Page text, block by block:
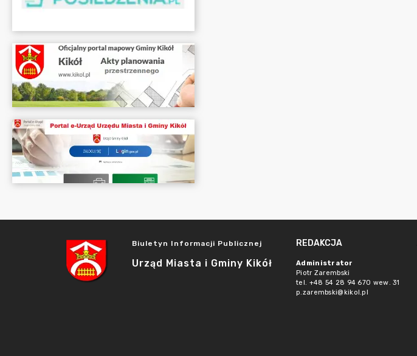
Biuletyn Informacji Publicznej
Urząd Miasta i Gminy Kikół
REDAKCJA
Administrator
Piotr Zarembski
tel. +48 54 28 94 670 wew. 31
p.zarembski@kikol.pl